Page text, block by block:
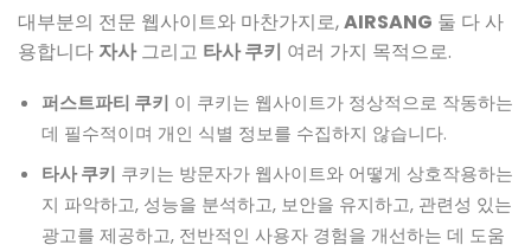
대부분의 전문 웹사이트와 마찬가지로,AIRSANG 둘 다 사
용합니다 자사그리고 타사 쿠키 여러 가지 목적으로.
퍼스트파티 쿠키 이 쿠키는 웹사이트가 정상적으로 작동하는
데 필수적이며 개인 식별 정보를 수집하지 않습니다.
타사 쿠키 쿠키는 방문자가 웹사이트와 어떻게 상호작용하는
지 파악하고, 성능을 분석하고, 보안을 유지하고, 관련성 있는
광고를 제공하고, 전반적인 사용자 경험을 개선하는 데 도움